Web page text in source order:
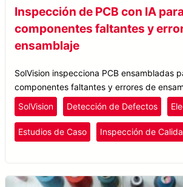
Inspección de PCB con IA
componentes faltantes y
ensamblaje
SolVision inspecciona PCB ensambladas
componentes faltantes y errores de
controles de calidad consistentes en
placa.
SolVision Detección de Defectos
Estudios de Caso Inspección de